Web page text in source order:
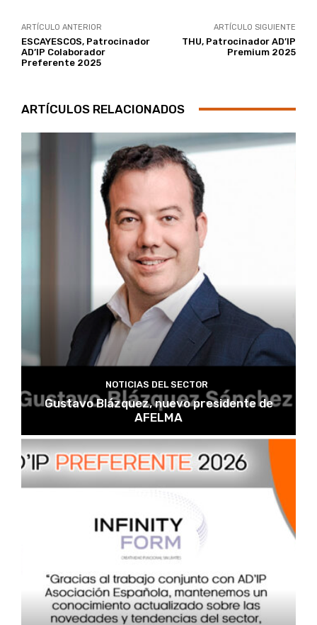
ARTÍCULO ANTERIOR
ESCAYESCOS, Patrocinador
AD’IP Colaborador
Preferente 2025
ARTÍCULO SIGUIENTE
THU, Patrocinador AD’IP
Premium 2025
ARTÍCULOS RELACIONADOS
NOTICIAS DEL SECTOR
Gustavo Blázquez, nuevo presidente de
AFELMA